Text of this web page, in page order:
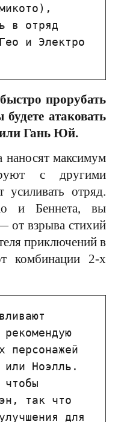
в отряд
и Электро
прорубать
атаковать
Гань Юй.
наносят максимум
с другими
отряд.
и Беннета, вы
от взрыва стихий
приключений в
комбинации 2-х
персонажей
Ноэлль.
так что
для